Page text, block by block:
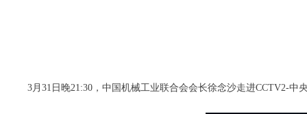
3月31日晚21:30，中国机械工业联合会会长徐念沙走进CCTV2-